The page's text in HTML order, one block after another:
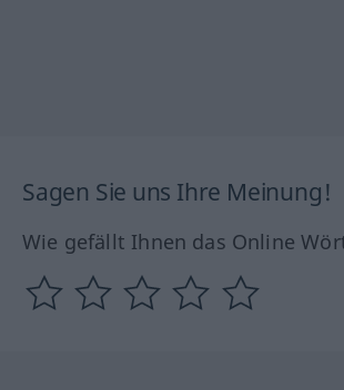
Sagen Sie uns Ihre Meinung!
Wie gefällt Ihnen das Online